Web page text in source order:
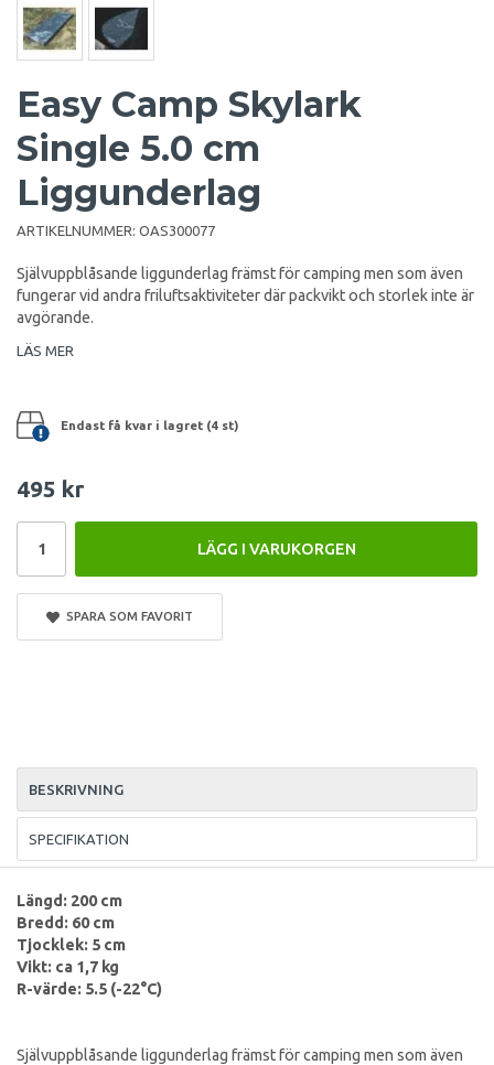
Easy Camp Skylark
Single 5.0 cm
Liggunderlag
ARTIKELNUMMER: OAS300077
Självuppblåsande liggunderlag främst för camping men som även
fungerar vid andra friluftsaktiviteter där packvikt och storlek inte är
avgörande.
LÄS MER
Endast få kvar i lagret (4 st)
495 kr
LÄGG I VARUKORGEN
SPARA SOM FAVORIT
BESKRIVNING
SPECIFIKATION
Längd: 200 cm
Bredd: 60 cm
Tjocklek: 5 cm
Vikt: ca 1,7 kg
R-värde: 5.5 (-22°C)
Självuppblåsande liggunderlag främst för camping men som även